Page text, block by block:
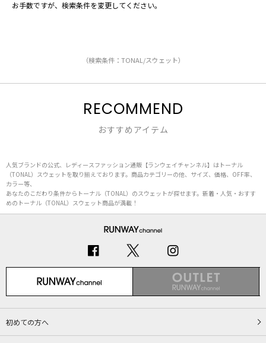
お手数ですが、検索条件を変更してください。
（検索条件：TONAL/スウェット）
RECOMMEND
おすすめアイテム
人気ブランドの公式、レディースファッション通販【ランウェイチャンネル】はトーナル
（TONAL）スウェットを取り揃えております。商品カテゴリーの他、サイズ、価格、OFF率、
カラー等、
あなたのこだわり条件からトーナル（TONAL）のスウェットが探せます。新着・人気・おすす
めのトーナル（TONAL）スウェット商品が満載！
初めての方へ